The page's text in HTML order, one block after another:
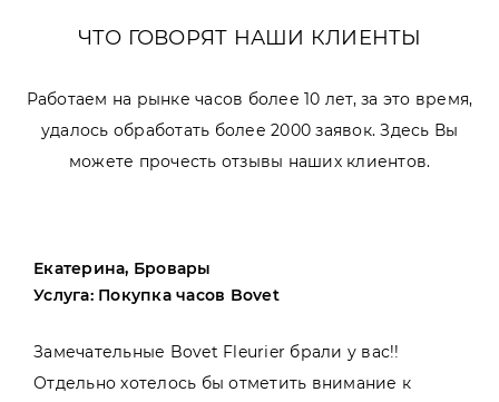
ЧТО ГОВОРЯТ НАШИ КЛИЕНТЫ
Работаем на рынке часов более 10 лет, за это время,
удалось обработать более 2000 заявок. Здесь Вы
можете прочесть отзывы наших клиентов.
Екатерина, Бровары
Услуга: Покупка часов Bovet
Замечательные Bovet Fleurier брали у вас!!
Отдельно хотелось бы отметить внимание к